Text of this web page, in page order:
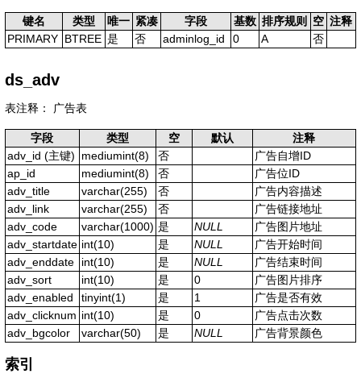
键名 类型 唯一 紧凑 字段 基数 排序规则 空 注释
PRIMARY BTREE 是 否 adminlog_id 0 A 否
ds_adv
表注释： 广告表
字段 类型 空 默认
注释
adv_id (主键) mediumint(8) 否
广告自增ID
ap_id
mediumint(8) 否
广告位ID
adv_title
varchar(255) 否
广告内容描述
adv_link
varchar(255) 否
广告链接地址
adv_code
varchar(1000) 是 NULL
广告图片地址
adv_startdate int(10) 是 NULL
广告开始时间
adv_enddate
int(10) 是 NULL
广告结束时间
adv_sort
int(10) 是 0
广告图片排序
adv_enabled
tinyint(1) 是 1
广告是否有效
adv_clicknum int(10) 是 0
广告点击次数
adv_bgcolor
varchar(50) 是 NULL 广告背景颜色
索引